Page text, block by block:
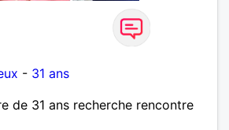
- 31 ans
de 31 ans recherche rencontre